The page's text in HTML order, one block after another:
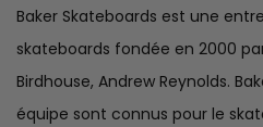
Baker Skateboards est une
skateboards fondée en 2000
Birdhouse, Andrew Reynolds.
équipe sont connus pour le